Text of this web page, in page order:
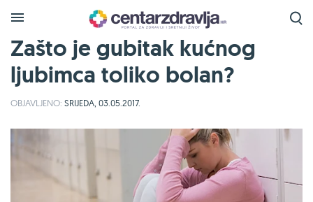
Zašto je gubitak kućnog
ljubimca toliko bolan?
OBJAVLJENO: SRIJEDA, 03.05.2017.